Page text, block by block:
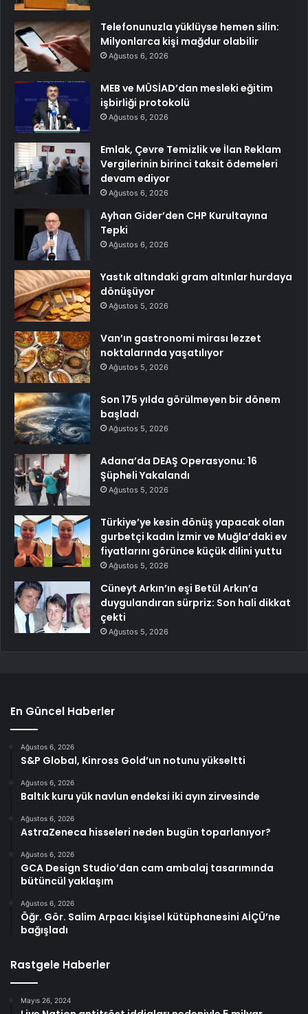
Telefonunuzla yüklüyse hemen silin:
Milyonlarca kişi mağdur olabilir
Ağustos 6, 2026
MEB ve MÜSİAD’dan mesleki eğitim
işbirliği protokolü
Ağustos 6, 2026
Emlak, Çevre Temizlik ve İlan Reklam
Vergilerinin birinci taksit ödemeleri
devam ediyor
Ağustos 6, 2026
Ayhan Gider’den CHP Kurultayına
Tepki
Ağustos 6, 2026
Yastık altındaki gram altınlar hurdaya
dönüşüyor
Ağustos 5, 2026
Van’ın gastronomi mirası lezzet
noktalarında yaşatılıyor
Ağustos 5, 2026
Son 175 yılda görülmeyen bir dönem
başladı
Ağustos 5, 2026
Adana’da DEAŞ Operasyonu: 16
Şüpheli Yakalandı
Ağustos 5, 2026
Türkiye’ye kesin dönüş yapacak olan
gurbetçi kadın İzmir ve Muğla’daki ev
fiyatlarını görünce küçük dilini yuttu
Ağustos 5, 2026
Cüneyt Arkın’ın eşi Betül Arkın’a
duygulandıran sürpriz: Son hali dikkat
çekti
Ağustos 5, 2026
En Güncel Haberler
Ağustos 6, 2026
S&P Global, Kinross Gold’un notunu yükseltti
Ağustos 6, 2026
Baltık kuru yük navlun endeksi iki ayın zirvesinde
Ağustos 6, 2026
AstraZeneca hisseleri neden bugün toparlanıyor?
Ağustos 6, 2026
GCA Design Studio’dan cam ambalaj tasarımında
bütüncül yaklaşım
Ağustos 6, 2026
Öğr. Gör. Salim Arpacı kişisel kütüphanesini AİÇÜ’ne
bağışladı
Rastgele Haberler
Mayıs 26, 2024